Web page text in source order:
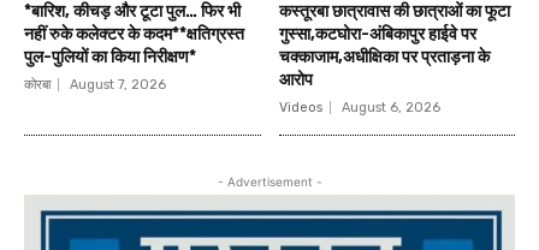
*बारिश, कीचड़ और टूटा पुल… फिर भी
नहीं रुके कलेक्टर के कदम**क्षतिग्रस्त
पुल-पुलियों का किया निरीक्षण*
कोरबा August 7, 2026
कस्तूरबा छात्रावास की छात्राओं का फूटा
गुस्सा,कटघोरा-अंबिकापुर हाईवे पर
चक्काजाम,अधीक्षिका पर प्रताड़ना के
आरोप
Videos August 6, 2026
- Advertisement -